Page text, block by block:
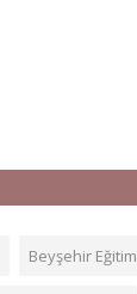
Beyşehir Eğitim